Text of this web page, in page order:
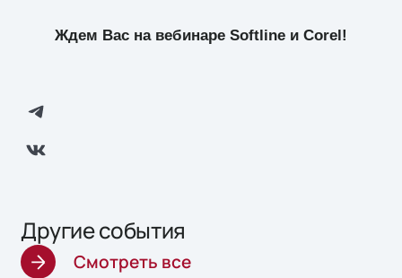
Ждем Вас на вебинаре Softline и Corel!
Другие события
Смотреть все